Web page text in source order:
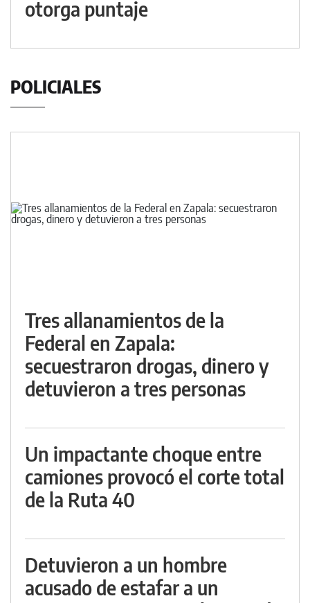
otorga puntaje
POLICIALES
Tres allanamientos de la
Federal en Zapala:
secuestraron drogas, dinero y
detuvieron a tres personas
Un impactante choque entre
camiones provocó el corte total
de la Ruta 40
Detuvieron a un hombre
acusado de estafar a un